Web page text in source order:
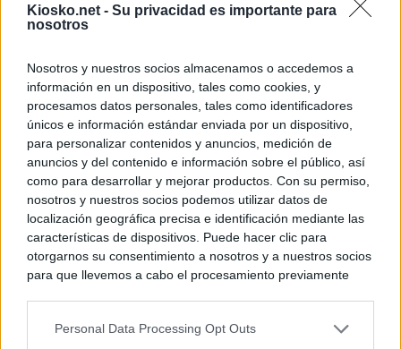
Kiosko.net - Su privacidad es importante para
nosotros
Nosotros y nuestros socios almacenamos o accedemos a
información en un dispositivo, tales como cookies, y
procesamos datos personales, tales como identificadores
únicos e información estándar enviada por un dispositivo,
para personalizar contenidos y anuncios, medición de
anuncios y del contenido e información sobre el público, así
como para desarrollar y mejorar productos. Con su permiso,
nosotros y nuestros socios podemos utilizar datos de
localización geográfica precisa e identificación mediante las
características de dispositivos. Puede hacer clic para
otorgarnos su consentimiento a nosotros y a nuestros socios
para que llevemos a cabo el procesamiento previamente
negar su consentimiento. Tenga en cuenta que algún
Personal Data Processing Opt Outs